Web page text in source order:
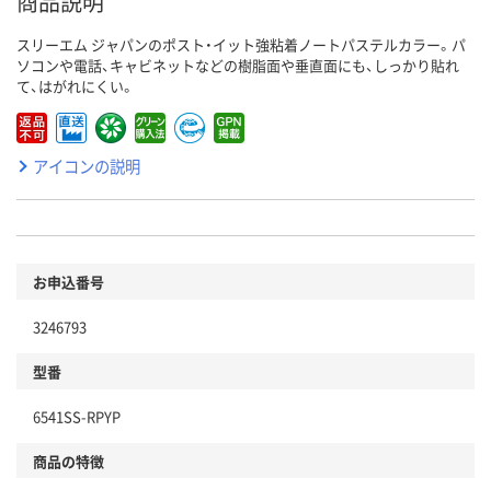
スリーエム ジャパンのポスト・イット強粘着ノートパステルカラー。パ
ソコンや電話、キャビネットなどの樹脂面や垂直面にも、しっかり貼れ
て、はがれにくい。
アイコンの説明
お申込番号
3246793
型番
6541SS-RPYP
商品の特徴